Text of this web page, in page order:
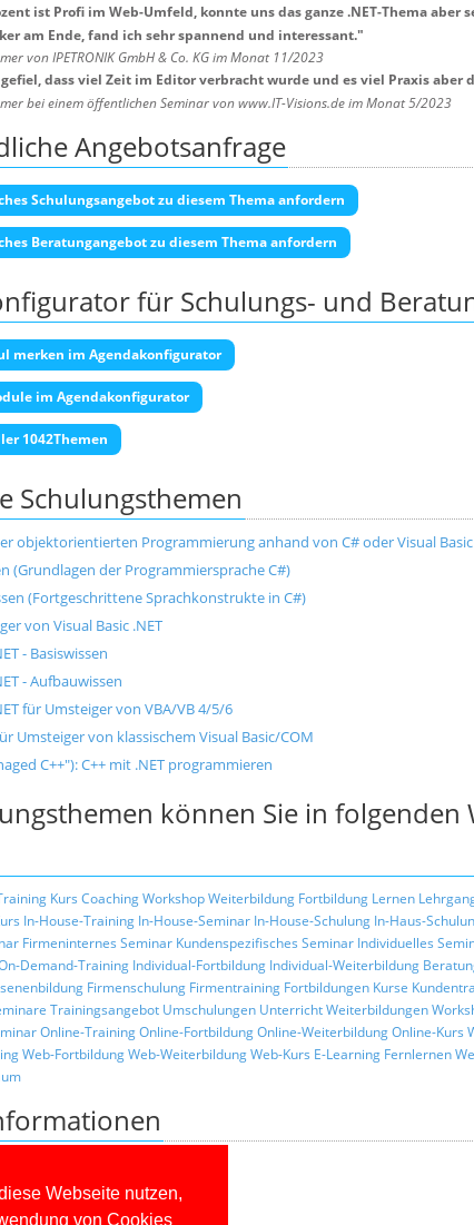
Webseite nutzen,
von Cookies
ist Profi im Web-Umfeld, konnte uns das ganze .NET-Thema aber
am Ende, fand ich sehr spannend und interessant."
von IPETRONIK GmbH & Co. KG im Monat 11/2023
dass viel Zeit im Editor verbracht wurde und es viel Praxis aber
bei einem öffentlichen Seminar von www.IT-Visions.de im Monat 5/2023
Angebotsanfrage
Schulungsangebot zu diesem Thema anfordern
Beratungangebot zu diesem Thema anfordern
für Schulungs- und
merken im Agendakonfigurator
im Agendakonfigurator
1042Themen
Schulungsthemen
objektorientierten Programmierung anhand von C# oder Visual Basic
(Grundlagen der Programmiersprache C#)
(Fortgeschrittene Sprachkonstrukte in C#)
von Visual Basic .NET
- Basiswissen
- Aufbauwissen
für Umsteiger von VBA/VB 4/5/6
Umsteiger von klassischem Visual Basic/COM
C++"): C++ mit .NET programmieren
können Sie in
Kurs CoachingWorkshopWeiterbildung Fortbildung Lernen
In-House-Training In-House-Seminar In-House-Schulung In-Haus-
Firmeninternes Seminar Kundenspezifisches Seminar Individuelles
Demand-Training Individual-Fortbildung Individual-Weiterbildung
Firmenschulung Firmentraining Fortbildungen Kurse
Trainingsangebot Umschulungen UnterrichtWeiterbildungen
Online-TrainingOnline-FortbildungOnline-WeiterbildungOnline-Kurs
Web-FortbildungWeb-WeiterbildungWeb-Kurs E-Learning Fernlernen
über unsere Schulungen